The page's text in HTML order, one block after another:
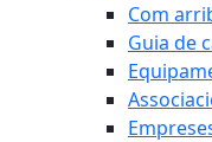
Com
Guia de